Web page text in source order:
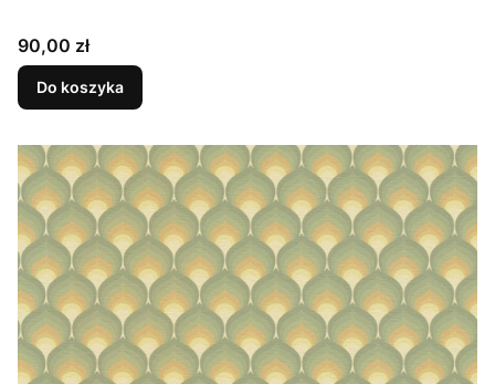
Cena
90,00 zł
Do koszyka